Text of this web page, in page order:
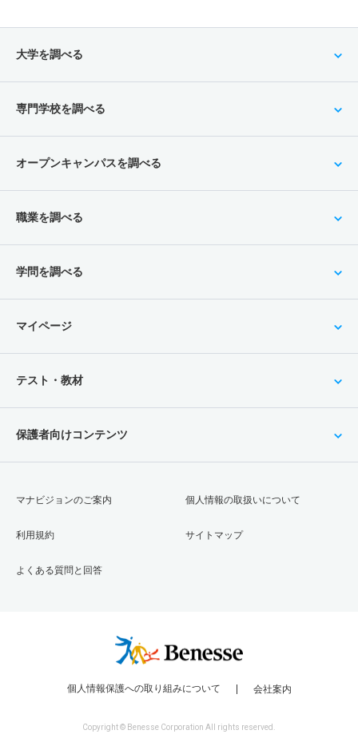
大学を調べる
専門学校を調べる
オープンキャンパスを調べる
職業を調べる
学問を調べる
マイページ
テスト・教材
保護者向けコンテンツ
マナビジョンのご案内
利用規約
よくある質問と回答
個人情報の取扱いについて
サイトマップ
個人情報保護への取り組みについて 会社案内
Copyright © Benesse Corporation All rights reserved.